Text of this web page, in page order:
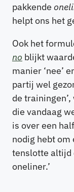
pakkende
helpt ons het
Ook het
no blijkt
manier ‘nee’
partij wel
de
die vandaag
is over een
nodig hebt om
tenslotte altijd
oneliner.’